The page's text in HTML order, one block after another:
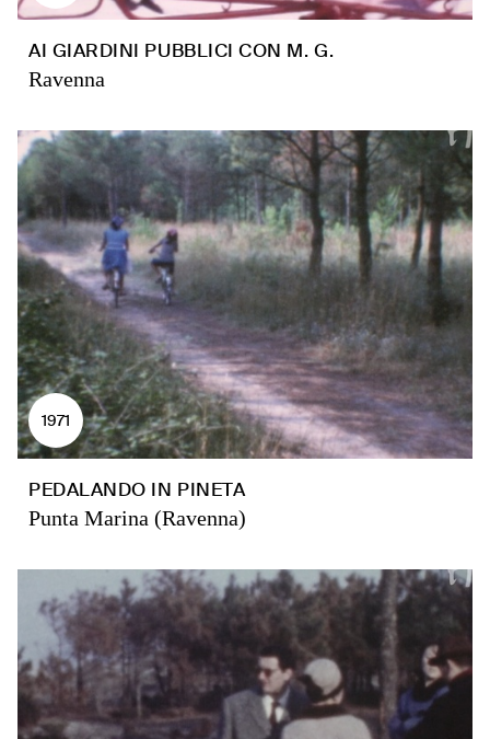
AI GIARDINI PUBBLICI CON M. G.
Ravenna
1971
PEDALANDO IN PINETA
Punta Marina (Ravenna)